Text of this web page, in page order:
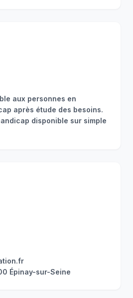
aux personnes en
après étude des besoins.
disponible sur simple
Épinay-sur-Seine